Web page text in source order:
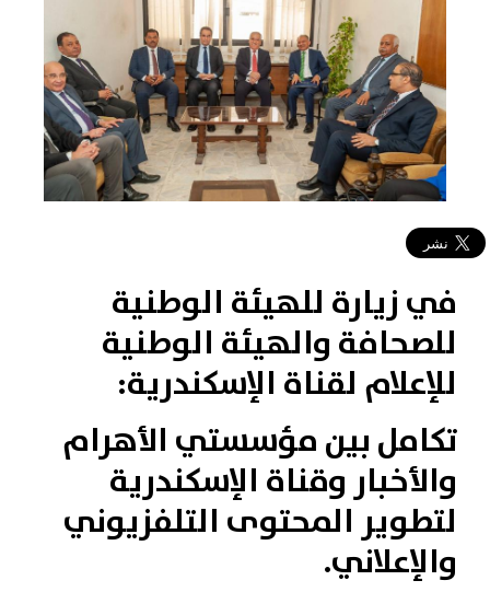
في زيارة للهيئة الوطنية
للصحافة والهيئة الوطنية
للإعلام لقناة الإسكندرية:
تكامل بين مؤسستي الأهرام
والأخبار وقناة الإسكندرية
لتطوير المحتوى التلفزيوني
والإعلاني.